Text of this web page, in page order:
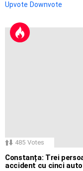
Upvote Downvote
485 Votes
Constanța: Trei
accident cu cinci